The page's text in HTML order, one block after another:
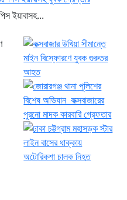
ইয়াবাসহ...